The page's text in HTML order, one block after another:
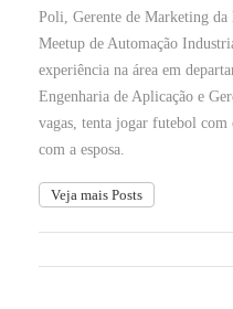
Poli, Gerente de Marketing
Meetup de Automação
experiência na área em
Engenharia de Aplicação e
vagas, tenta jogar futebol
com a esposa.
Veja mais Posts